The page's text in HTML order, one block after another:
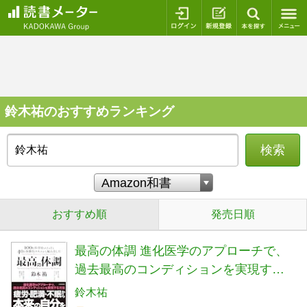
ログイン 新規登録
鈴木祐のおすすめランキング
検索
おすすめ順 発売日順
最高の体調 進化医学のアプローチで、
過去最高のコンディションを実現する
方法 (ACTIVE HEALTH)
鈴木祐